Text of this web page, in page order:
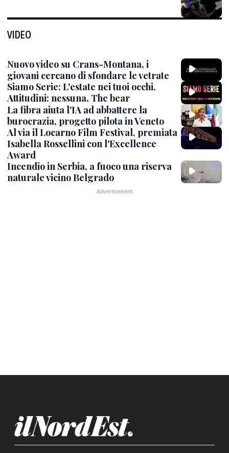
VIDEO
Nuovo video su Crans-Montana, i
giovani cercano di sfondare le vetrate
Siamo Serie: L'estate nei tuoi occhi,
Attitudini: nessuna, The bear
La fibra aiuta l'IA ad abbattere la
burocrazia, progetto pilota in Veneto
Al via il Locarno Film Festival, premiata
Isabella Rossellini con l'Excellence
Award
Incendio in Serbia, a fuoco una riserva
naturale vicino Belgrado